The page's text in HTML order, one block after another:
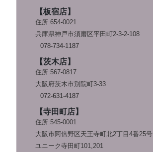
【板宿店】
住所:654-0021
兵庫県神戸市須磨区平田町2-3-2-108
078-734-1187
【茨木店】
住所:567-0817
大阪府茨木市別院町3-33
072-631-4187
【寺田町店】
住所:545-0001
大阪市阿倍野区天王寺町北2丁目4番25号
ユニーク寺田町101,201